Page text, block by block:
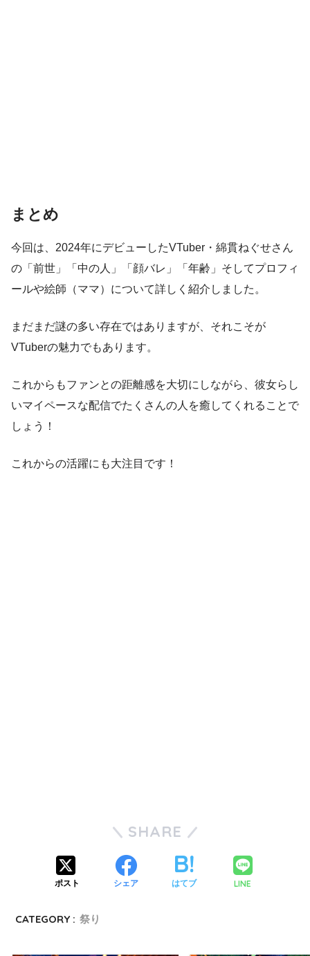
まとめ
今回は、2024年にデビューしたVTuber・綿貫ねぐせさん
の「前世」「中の人」「顔バレ」「年齢」そしてプロフィ
ールや絵師（ママ）について詳しく紹介しました。
まだまだ謎の多い存在ではありますが、それこそが
VTuberの魅力でもあります。
これからもファンとの距離感を大切にしながら、彼女らし
いマイペースな配信でたくさんの人を癒してくれることで
しょう！
これからの活躍にも大注目です！
SHARE
ポスト シェア はてブ LINE
CATEGORY : 祭り